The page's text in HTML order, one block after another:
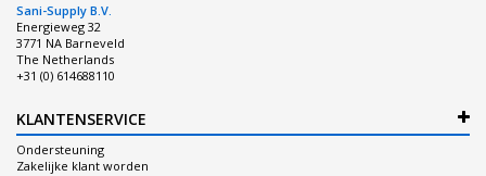
Sani-Supply B.V.
Energieweg 32
3771 NA Barneveld
The Netherlands
+31 (0) 614688110
KLANTENSERVICE
Ondersteuning
Zakelijke klant worden